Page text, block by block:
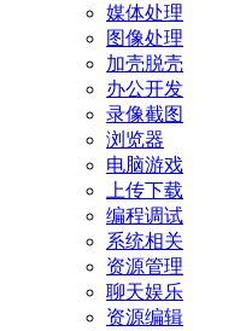
媒体处理
图像处理
加壳脱壳
办公开发
录像截图
浏览器
电脑游戏
上传下载
编程调试
系统相关
资源管理
聊天娱乐
资源编辑